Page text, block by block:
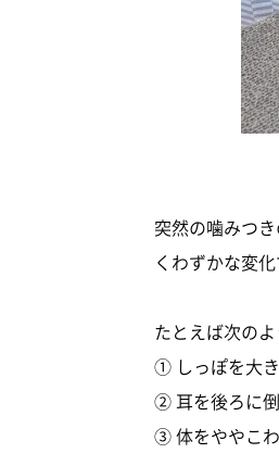
突然の噛みつ
くわずかな変
たとえば次の
① しっぽを大
② 耳を後ろに
③ 体をややこ